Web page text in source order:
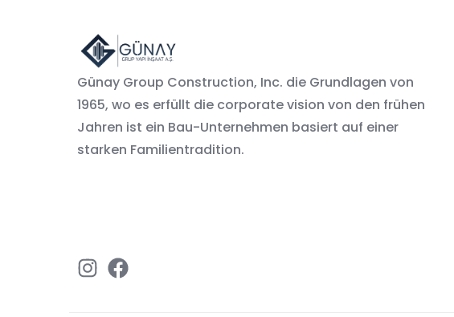
Günay Group Construction, Inc. die Grundlagen von
1965, wo es erfüllt die corporate vision von den frühen
Jahren ist ein Bau-Unternehmen basiert auf einer
starken Familientradition.